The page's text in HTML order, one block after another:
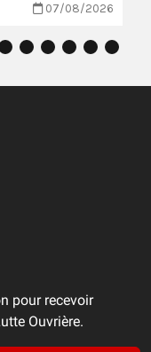
07/08/2026
pour recevoir
Ouvrière.